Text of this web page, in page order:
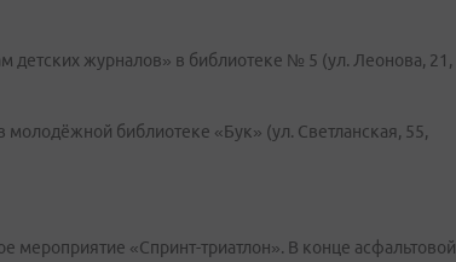
детских журналов» в библиотеке № 5 (ул. Леонова, 21,
молодёжной библиотеке «Бук» (ул. Светланская, 55,
мероприятие «Спринт-триатлон». В конце асфальтовой